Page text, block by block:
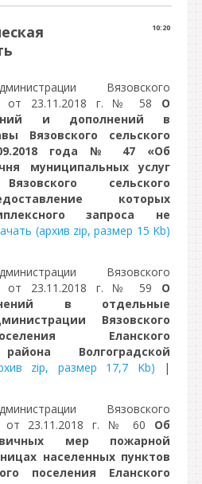
10:20
Вязовского
от 23.11.2018 г. № 58 О
и дополнений в
Вязовского сельского
года № 47 «Об
муниципальных услуг
сельского
которых
запроса не
(архив zip, размер 15 Kb)
Вязовского
от 23.11.2018 г. № 59 О
в отдельные
Вязовского
Еланского
Волгоградской
zip, размер 17,7 Kb) |
Вязовского
от 23.11.2018 г. № 60 Об
мер пожарной
населенных пунктов
поселения Еланского